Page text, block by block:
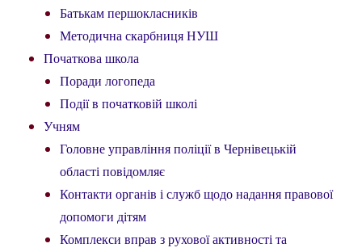
Батькам першокласників
Методична скарбниця НУШ
Початкова школа
Поради логопеда
Події в початковій школі
Учням
Головне управління поліції в Чернівецькій
області повідомляє
Контакти органів і служб щодо надання правової
допомоги дітям
Комплекси вправ з рухової активності та